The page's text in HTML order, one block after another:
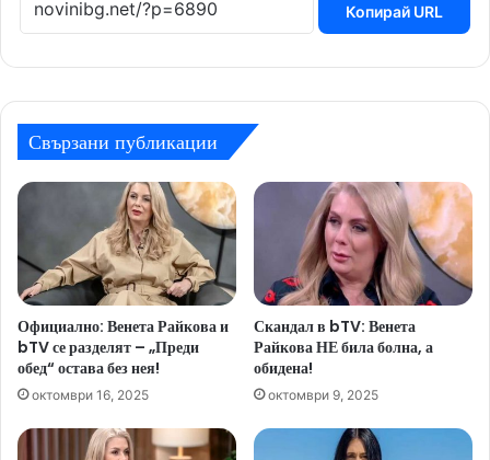
Копирай URL
Свързани публикации
Официално: Венета Райкова и
bTV се разделят – „Преди
обед“ остава без нея!
октомври 16, 2025
Скандал в bTV: Венета
Райкова НЕ била болна, а
обидена!
октомври 9, 2025